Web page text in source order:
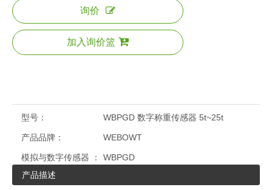
询价
加入询价篮
型号： WBPGD 数字称重传感器 5t~25t
产品品牌： WEBOWT
模拟与数字传感器 ：
WBPGD
产品描述